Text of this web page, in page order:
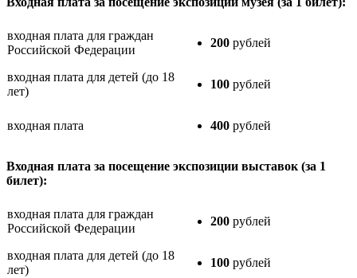
входная плата для граждан
Российской Федерации
200 рублей
входная плата для детей (до 18
лет)
100 рублей
входная плата 400 рублей
Входная плата за посещение экспозиции выставок (за 1
билет):
входная плата для граждан
Российской Федерации
200 рублей
входная плата для детей (до 18
лет)
100 рублей